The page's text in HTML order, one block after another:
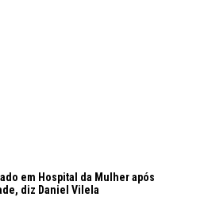
em Hospital da Mulher após
diz Daniel Vilela